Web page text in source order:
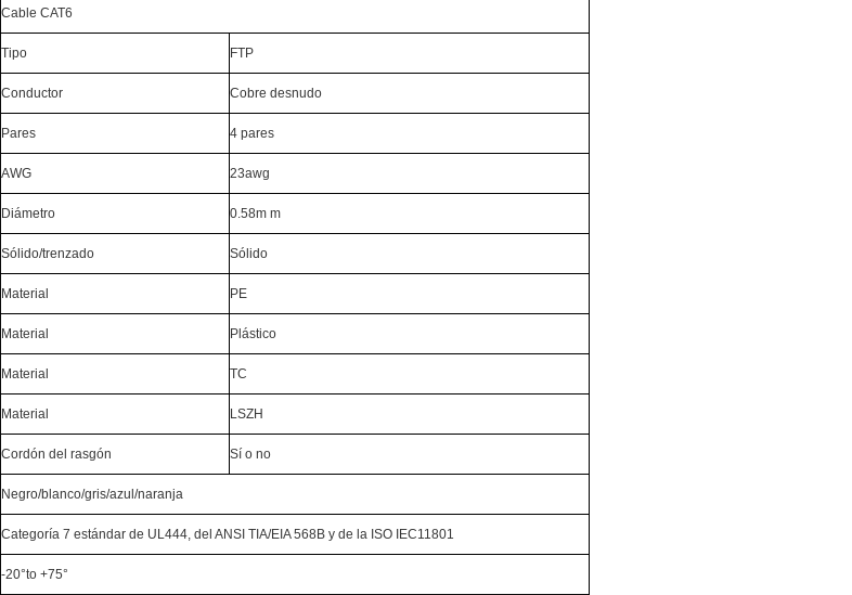
Cable CAT6
Tipo FTP
Conductor Cobre desnudo
Pares 4 pares
AWG 23awg
Diámetro 0.58m m
Sólido/trenzado Sólido
Material PE
Material Plástico
Material TC
Material LSZH
Cordón del rasgón Sí o no
Negro/blanco/gris/azul/naranja
Categoría 7 estándar de UL444, del ANSI TIA/EIA 568B y de la ISO IEC11801
-20°to +75°